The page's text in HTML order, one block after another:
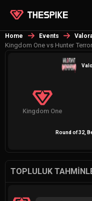
Home Events
Kingdom One vs Hunter
Kingdom One
Round of 32 ,
TOPLULUK